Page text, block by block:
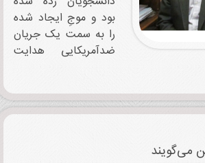
بود و موجِ ایجاد شده
را به سمت یک جریان
ضدآمریکایی هدایت
می‌گویند